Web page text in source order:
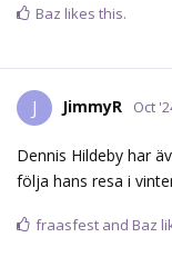
Baz likes this.
J JimmyR Oct
Dennis Hildeby har
följa hans resa i
fraasfest and Baz